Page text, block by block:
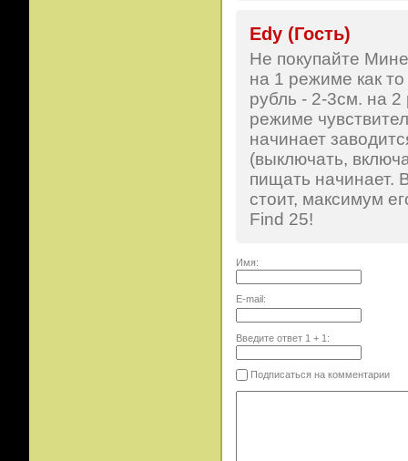
Edy (Гость)
Не покупайте
на 1 режиме как
рубль - 2-3см. на
режиме
начинает
(выключать,
пищать начинает.
стоит, максимум
Find 25!
Имя:
E-mail:
Введите ответ 1 + 1 :
Подписаться на комментарии